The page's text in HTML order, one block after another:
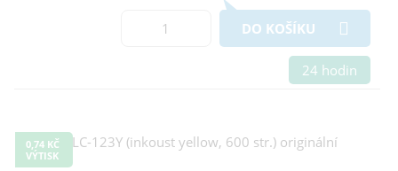
DO KOŠÍKU
24 hodin
0,74 KČ
VÝTISK